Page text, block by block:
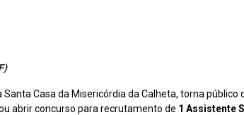
Casa da Misericórdia da Calheta, torna público
abrir concurso para recrutamento de 1 Assistente